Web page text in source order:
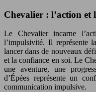
Chevalier : l’action et
Le Chevalier incarne
l’impulsivité. Il représente
lancer dans de nouveaux
et la confiance en soi. Le
une aventure, une
d’Épées représente un
communication impulsive.